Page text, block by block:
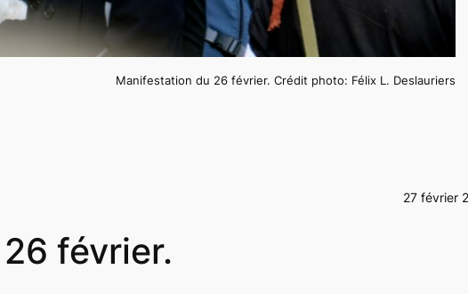
Manifestation du 26 février. Crédit photo: Félix L. Deslauriers
27 février
février.